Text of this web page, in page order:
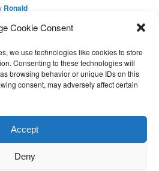
Cookie Consent
we use technologies like cookies to store
Consenting to these technologies will
browsing behavior or unique IDs on this
consent, may adversely affect certain
Accept
Deny
Ronald
bericht vanShanta
family we all had covid” en tevens
momenteel is. Verder
Lanka zeer slecht is, zij hebben
paar uur per dag elektra.
van de stichtingbyRonald.